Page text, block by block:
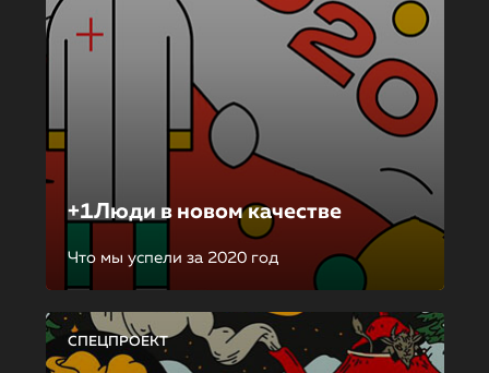
+1Люди в новом качестве
Что мы успели за 2020 год
СПЕЦПРОЕКТ